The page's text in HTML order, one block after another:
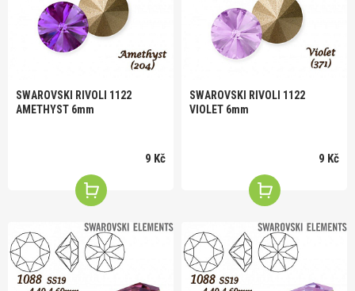
SWAROVSKI RIVOLI 1122
AMETHYST 6mm
9 Kč
SWAROVSKI RIVOLI 1122
VIOLET 6mm
9 Kč